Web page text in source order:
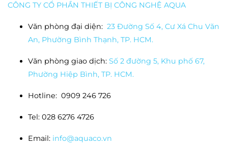
CÔNG TY CỔ PHẦN THIẾT BỊ CÔNG NGHỆ AQUA
Văn phòng đại diện: 23 Đường Số 4, Cư Xá Chu Văn
An, Phường Bình Thạnh, TP. HCM.
Văn phòng giao dịch: Số 2 đường 5, Khu phố 67,
Phường Hiệp Bình, TP. HCM.
Hotline: 0909 246 726
Tel: 028 6276 4726
Email: info@aquaco.vn